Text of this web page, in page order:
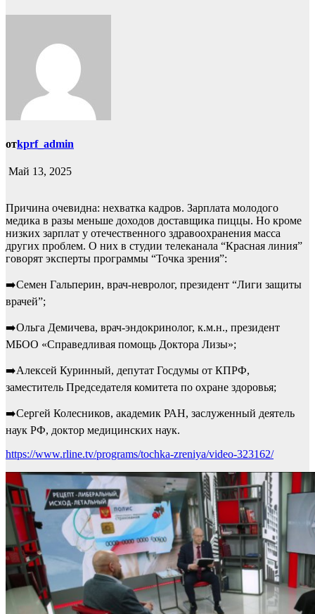
отkprf_admin
Май 13, 2025
Причина очевидна: нехватка кадров. Зарплата молодого
медика в разы меньше доходов доставщика пиццы. Но кроме
низких зарплат у отечественного здравоохранения масса
других проблем. О них в студии телеканала “Красная линия”
говорят эксперты программы “Точка зрения”:
➡️Семен Гальперин, врач-невролог, президент “Лиги защиты
врачей”;
➡️Ольга Демичева, врач-эндокринолог, к.м.н., президент
МБОО «Справедливая помощь Доктора Лизы»;
➡️Алексей Куринный, депутат Госдумы от КПРФ,
заместитель Председателя комитета по охране здоровья;
➡️Сергей Колесников, академик РАН, заслуженный деятель
наук РФ, доктор медицинских наук.
https://www.rline.tv/programs/tochka-zreniya/video-323162/